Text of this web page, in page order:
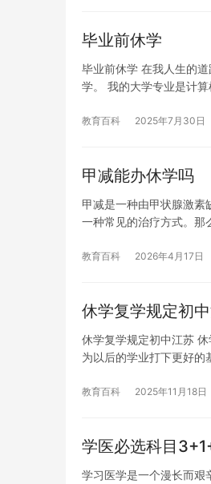
毕业前休学
毕业前休学 在我人生的
学。 我的大学专业是计
教育百科 2025年7月30日
甲减能办休学吗
甲减是一种由甲状腺激素
一种常见的治疗方式。
教育百科 2026年4月17日
休学复学规定初
休学复学规定初中江苏
为以后的学业打下更好
教育百科 2025年11月18日
学医必选科目
学习医学是一个漫长而艰